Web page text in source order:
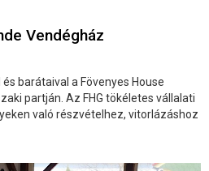
Vendégház
barátaival a Fövenyes House
partján. Az FHG tökéletes vállalati
való részvételhez, vitorlázáshoz